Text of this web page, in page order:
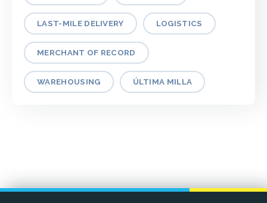
LAST-MILE DELIVERY LOGISTICS
MERCHANT OF RECORD
WAREHOUSING ÚLTIMA MILLA